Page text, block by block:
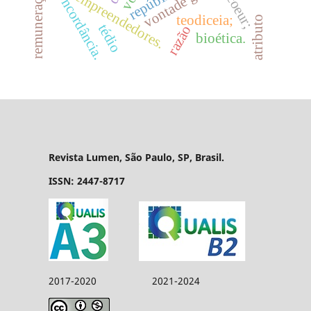
empreendedores.
concordância. teodiceia;
razão atributo
bioética.
tédio
Revista Lumen, São Paulo, SP, Brasil.
ISSN: 2447-8717
2017-2020 2021-2024